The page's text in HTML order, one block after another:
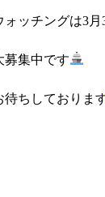
ッチングは3月
募集中です
待ちしておりま